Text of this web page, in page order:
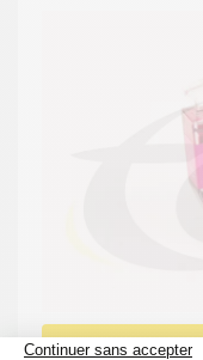
-61%MOINS